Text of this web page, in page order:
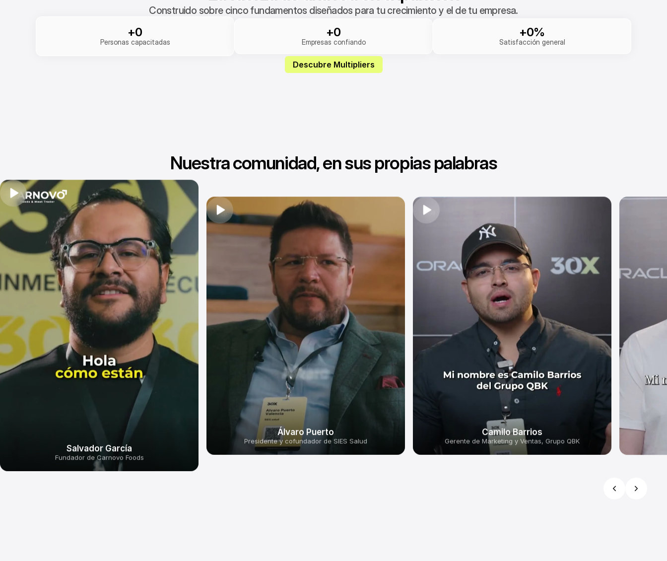
Construido sobre cinco fundamentos diseñados para tu crecimiento y el de tu empresa.
+0
Personas capacitadas
+0
Empresas confiando
+0%
Satisfacción general
Descubre Multipliers
Nuestra comunidad, en sus propias palabras
Salvador García
Fundador de Carnovo Foods
Álvaro Puerto
Presidente y cofundador de SIES Salud
Camilo Barrios
Gerente de Marketing y Ventas, Grupo QBK